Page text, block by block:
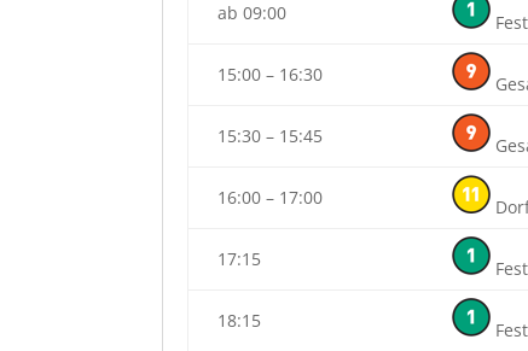
ab 09:00
15:00 – 16:30
15:30 – 15:45
16:00 – 17:00
17:15
18:15